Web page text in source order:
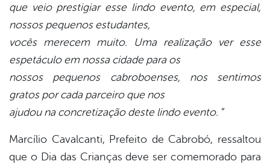
que veio prestigiar esse lindo evento, em especial,
nossos pequenos estudantes,
vocês merecem muito. Uma realização ver esse
espetáculo em nossa cidade para os
nossos pequenos cabroboenses, nos sentimos
gratos por cada parceiro que nos
ajudou na concretização deste lindo evento. ”
Marcílio Cavalcanti, Prefeito de Cabrobó, ressaltou
que o Dia das Crianças deve ser comemorado para